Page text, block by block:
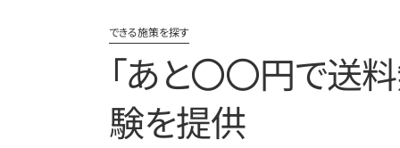
できる施策を探す
「あと〇〇円で送
験を提供